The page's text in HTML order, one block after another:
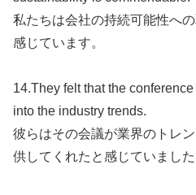
私たちは会社の持続可能性へ
感じています。
14.They felt that the
into the industry trends.
彼らはその会議が業界のトレ
供してくれたと感じていました